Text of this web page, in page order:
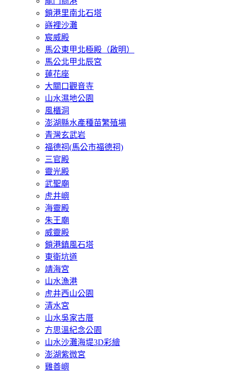
鎖港里南北石塔
嵵裡沙灘
宸威殿
馬公東甲北極殿（啟明）
馬公北甲北辰宮
蓮花座
大關口觀音寺
山水濕地公園
風櫃洞
澎湖縣水產種苗繁殖場
青灣玄武岩
福德祠(馬公市福德祠)
三官殿
靈光殿
武聖廟
虎井嶼
海靈殿
朱王廟
威靈殿
鎖港鎮風石塔
東衛坑道
靖海宮
山水漁港
虎井西山公園
清水宮
山水吳家古厝
方思溫紀念公園
山水沙灘海堤3D彩繪
澎湖紫微宮
雞善嶼